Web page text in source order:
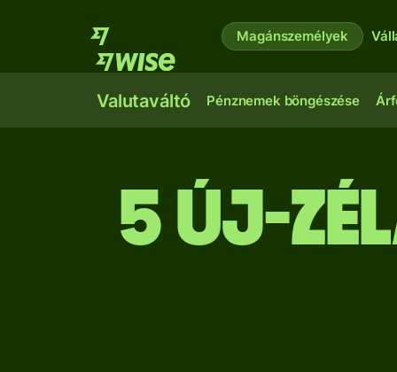
Magánszemélyek
Valutaváltó Pénznemek böngészése
5 új-